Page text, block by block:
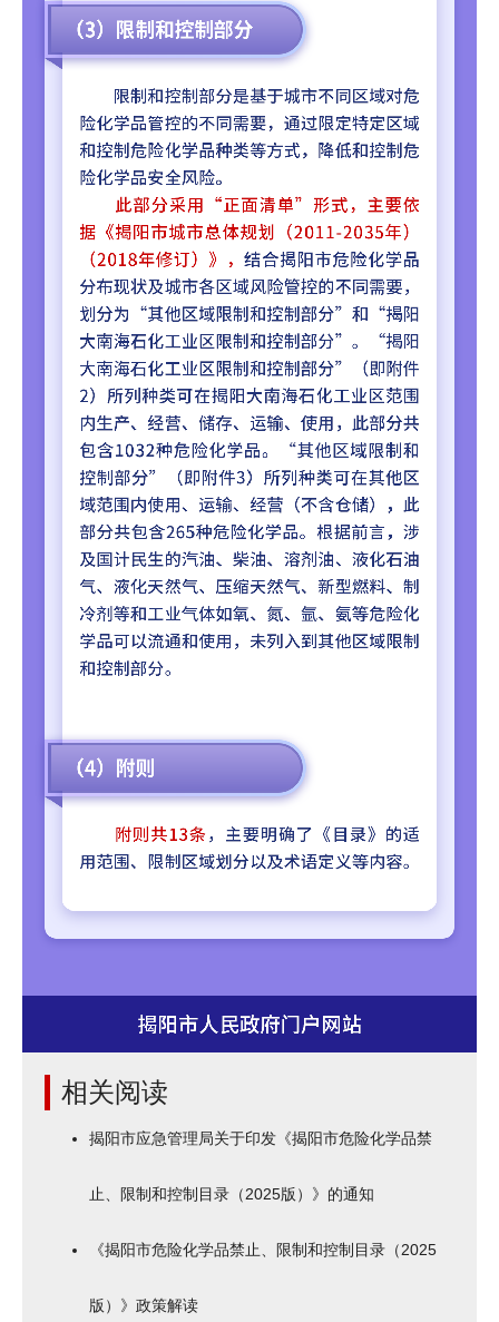
相关阅读
揭阳市应急管理局关于印发《揭阳市危险化学品禁
止、限制和控制目录（2025版）》的通知
《揭阳市危险化学品禁止、限制和控制目录（2025
版）》政策解读